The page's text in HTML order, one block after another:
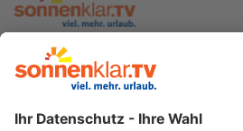
zur sonnenklar.TV Webseite
Moderatoren
Impressum